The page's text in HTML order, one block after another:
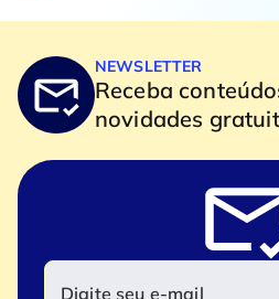
NEWSLETTER
Receba
novidades